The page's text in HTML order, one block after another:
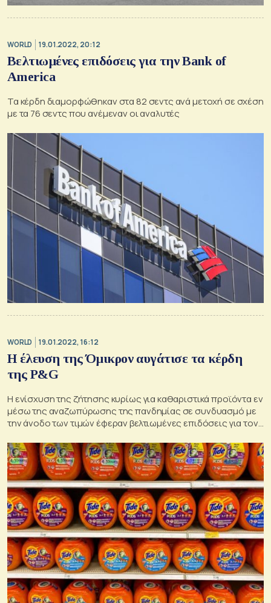
WORLD 19.01.2022, 20:12
Βελτιωμένες επιδόσεις για την Bank of
America
Τα κέρδη διαμορφώθηκαν στα 82 σεντς ανά μετοχή σε σχέση
με τα 76 σεντς που ανέμεναν οι αναλυτές
WORLD 19.01.2022, 16:12
Η έλευση της Όμικρον αυγάτισε τα κέρδη
της P&G
H ενίσχυση της ζήτησης κυρίως για καθαριστικά προϊόντα εν
μέσω της αναζωπύρωσης της πανδημίας σε συνδυασμό με
την άνοδο των τιμών έφεραν βελτιωμένες επιδόσεις για τον